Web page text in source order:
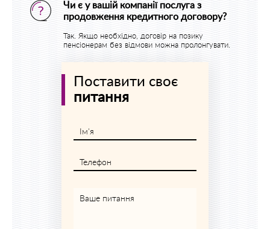
Чи є у вашій компанії послуга з
продовження кредитного договору?
Так. Якщо необхідно, договір на позику
пенсіонерам без відмови можна пролонгувати.
Поставити своє
питання
Ім'я
Телефон
Ваше питання